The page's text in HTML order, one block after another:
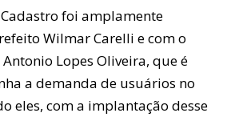
foi amplamente
Wilmar Carelli e com o
Lopes Oliveira, que é
a demanda de usuários no
eles, com a implantação desse